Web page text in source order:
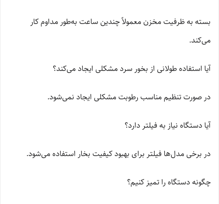
بسته به ظرفیت مخزن معمولاً چندین ساعت به‌طور مداوم کار
می‌کند.
آیا استفاده طولانی از بخور سرد مشکلی ایجاد می‌کند؟
در صورت تنظیم مناسب رطوبت مشکلی ایجاد نمی‌شود.
آیا دستگاه نیاز به فیلتر دارد؟
در برخی مدل‌ها فیلتر برای بهبود کیفیت بخار استفاده می‌شود.
چگونه دستگاه را تمیز کنیم؟